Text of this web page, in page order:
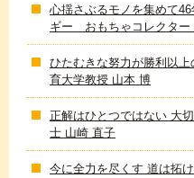
心揺さぶるモノを集めて
ギー おもちゃコレクター
ひたむきな努力が勝利以
育大学教授 山本 博
正解はひとつではない 大
士 山崎 直子
今に全力を尽くす 道は拓